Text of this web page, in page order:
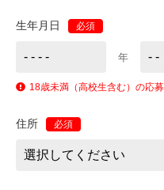
生年月日 必須
年
18歳未満（高校生含む）の応
住所 必須